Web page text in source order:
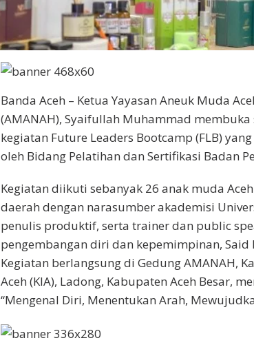
Banda Aceh – Ketua Yayasan Aneuk Muda
(AMANAH), Syaifullah Muhammad membuka
kegiatan Future Leaders Bootcamp (FLB)
oleh Bidang Pelatihan dan Sertifikasi Badan
Kegiatan diikuti sebanyak 26 anak muda
daerah dengan narasumber akademisi
penulis produktif, serta trainer dan public
pengembangan diri dan kepemimpinan,
Kegiatan berlangsung di Gedung AMANAH,
Aceh (KIA), Ladong, Kabupaten Aceh Besar,
“Mengenal Diri, Menentukan Arah,